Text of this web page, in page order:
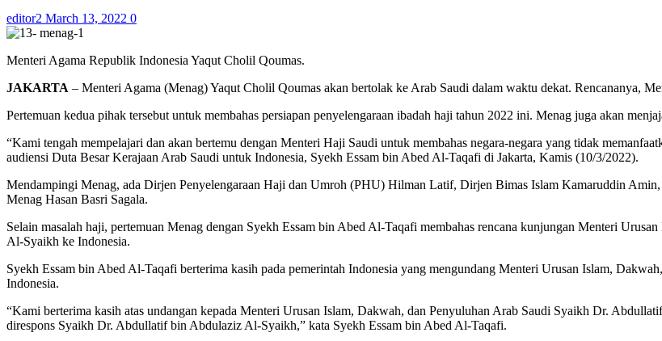
editor2 March 13, 2022 0
Menteri Agama Republik Indonesia Yaqut Cholil Qoumas.
JAKARTA – Menteri Agama (Menag) Yaqut Cholil Qoumas akan bertolak ke Arab Saudi dalam waktu dekat. Rencananya,
Pertemuan kedua pihak tersebut untuk membahas persiapan penyelengaraan ibadah haji tahun 2022 ini. Menag juga akan
“Kami tengah mempelajari dan akan bertemu dengan Menteri Haji Saudi untuk membahas negara-negara yang tidak
audiensi Duta Besar Kerajaan Arab Saudi untuk Indonesia, Syekh Essam bin Abed Al-Taqafi di Jakarta, Kamis (10/3/2022).
Mendampingi Menag, ada Dirjen Penyelengaraan Haji dan Umroh (PHU) Hilman Latif, Dirjen Bimas Islam Kamaruddin
Menag Hasan Basri Sagala.
Selain masalah haji, pertemuan Menag dengan Syekh Essam bin Abed Al-Taqafi membahas rencana kunjungan Menteri
Al-Syaikh ke Indonesia.
Syekh Essam bin Abed Al-Taqafi berterima kasih pada pemerintah Indonesia yang mengundang Menteri Urusan Islam,
Indonesia.
“Kami berterima kasih atas undangan kepada Menteri Urusan Islam, Dakwah, dan Penyuluhan Arab Saudi Syaikh Dr.
direspons Syaikh Dr. Abdullatif bin Abdulaziz Al-Syaikh,” kata Syekh Essam bin Abed Al-Taqafi.